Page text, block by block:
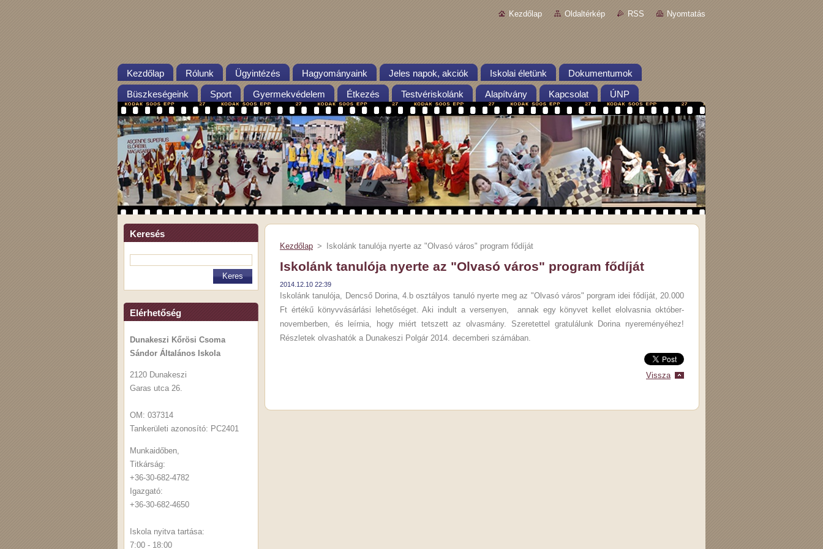
Kezdőlap Oldaltérkép RSS Nyomtatás
Kezdőlap Rólunk Ügyintézés Hagyományaink Jeles napok, akciók Iskolai életünk Dokumentumok
Büszkeségeink Sport Gyermekvédelem Étkezés Testvériskolánk Alapítvány Kapcsolat ÚNP
Keresés
Elérhetőség
Dunakeszi Kőrösi Csoma
Sándor Általános Iskola
2120 Dunakeszi
Garas utca 26.
OM: 037314
Tankerületi azonosító: PC2401
Munkaidőben,
Titkárság:
+36-30-682-4782
Igazgató:
+36-30-682-4650
Iskola nyitva tartása:
7:00 - 18:00
Kezdőlap > Iskolánk tanulója nyerte az "Olvasó város" program fődíját
Iskolánk tanulója nyerte az "Olvasó város" program fődíját
2014.12.10 22:39
Iskolánk tanulója, Dencső Dorina, 4.b osztályos tanuló nyerte meg az "Olvasó város" porgram idei fődíját, 20.000
Ft értékű könyvvásárlási lehetőséget. Aki indult a versenyen, annak egy könyvet kellet elolvasnia október-
novemberben, és leírnia, hogy miért tetszett az olvasmány. Szeretettel gratulálunk Dorina nyereményéhez!
Részletek olvashatók a Dunakeszi Polgár 2014. decemberi számában.
Vissza